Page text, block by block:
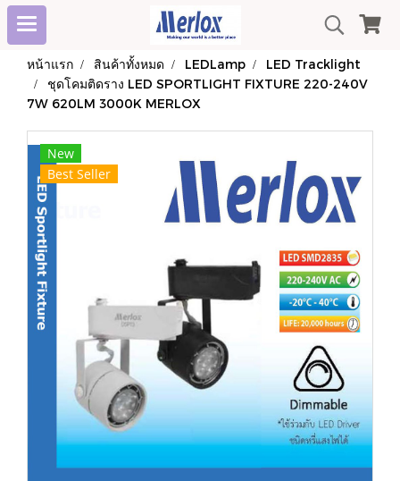
หน้าแรก สินค้าทั้งหมด LEDLamp
LED Tracklight
ชุดโคมติดราง LED SPORTLIGHT FIXTURE 220-240V
7W 620LM 3000K MERLOX
New
Best Seller